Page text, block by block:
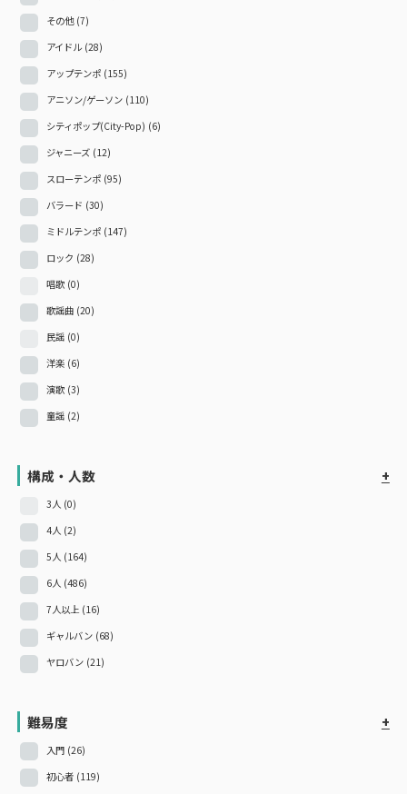
その他 (7)
アイドル (28)
アップテンポ (155)
アニソン/ゲーソン (110)
シティポップ(City-Pop) (6)
ジャニーズ (12)
スローテンポ (95)
バラード (30)
ミドルテンポ (147)
ロック (28)
唱歌 (0)
歌謡曲 (20)
民謡 (0)
洋楽 (6)
演歌 (3)
童謡 (2)
構成・人数 +
3人 (0)
4人 (2)
5人 (164)
6人 (486)
7人以上 (16)
ギャルバン (68)
ヤロバン (21)
難易度 +
入門 (26)
初心者 (119)